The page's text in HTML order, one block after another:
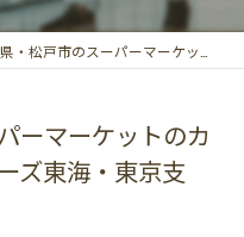
市のスーパーマーケットのカビ取り出動！カビバスターズ東海・東京支店】
ーマーケットのカ
ズ東海・東京支